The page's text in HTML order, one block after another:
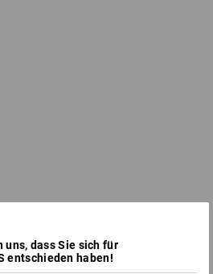
uns, dass Sie sich für
entschieden haben!